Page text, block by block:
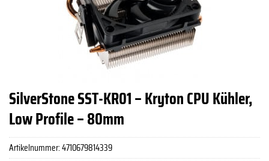
SilverStone SST-KR01 – Kryton CPU Kühler,
Low Profile – 80mm
Artikelnummer:4710679814339